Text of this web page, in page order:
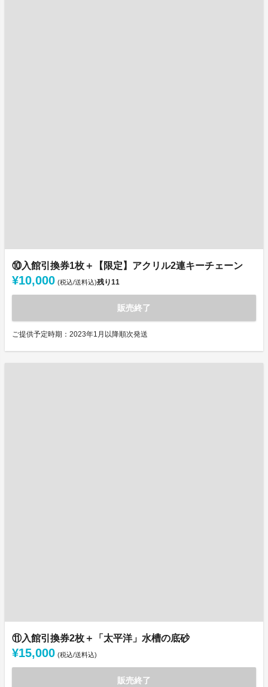
⑩入館引換券1枚＋【限定】アクリル2連キーチェーン
¥10,000 (税込/送料込)残り11
販売終了
ご提供予定時期：2023年1月以降順次発送
⑪入館引換券2枚＋「太平洋」水槽の底砂
¥15,000 (税込/送料込)
販売終了